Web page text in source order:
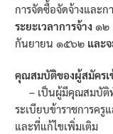
การจัดซื้อจัดจ้างและ
ระยะเวลาการจ้าง ๑๒
กันยายน ๑๕๖๒ และ
คุณสมบัติของผู้สมัครเ
– เป็นผู้มีคุณสมบัติทั่
ระเบียบข้าราชการค
และที่แก้ไขเพิ่มเติม